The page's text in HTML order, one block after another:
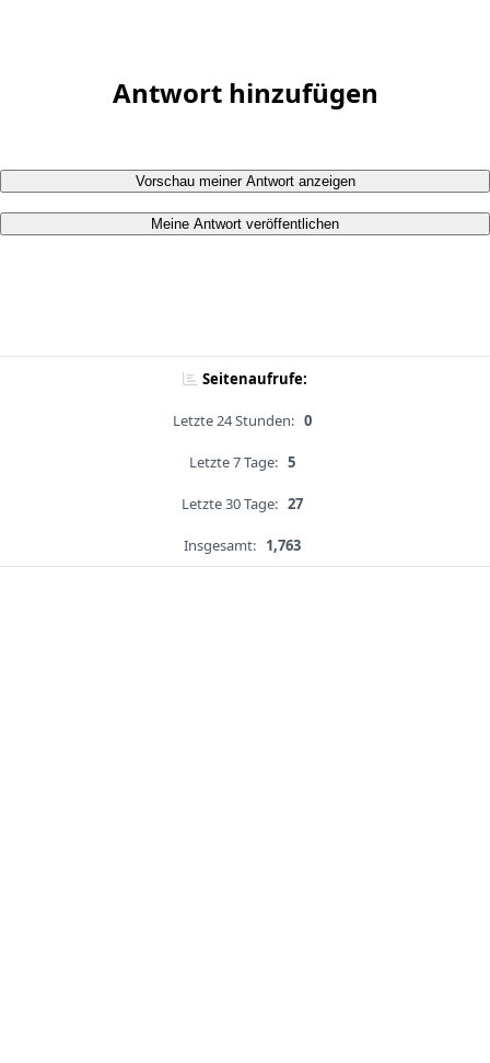
Antwort hinzufügen
Vorschau meiner Antwort anzeigen
Meine Antwort veröffentlichen
Seitenaufrufe:
Letzte 24 Stunden: 0
Letzte 7 Tage: 5
Letzte 30 Tage: 27
Insgesamt: 1,763